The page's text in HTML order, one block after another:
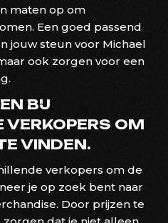
maten op om
Een goed passend
jouw steun voor Michael
ook zorgen voor een
BIJ
OM
VINDEN.
verkopers om de
je op zoek bent naar
Door prijzen te